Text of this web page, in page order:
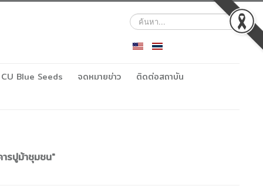
ค้นหา...
CU Blue Seeds จดหมายข่าว ติดต่อสถาบัน
รปูม้าชุมชน"